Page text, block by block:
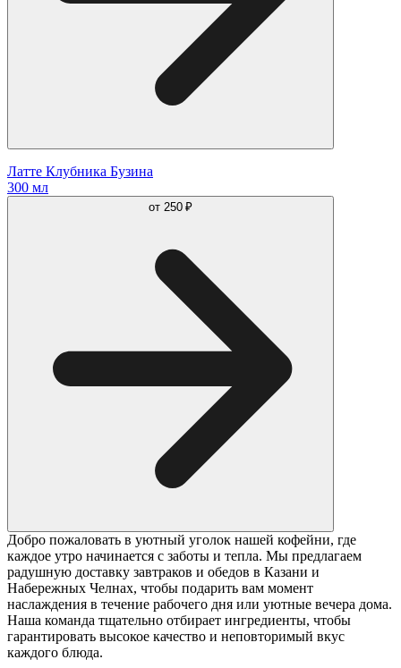
Латте Клубника Бузина
300 мл
от 250 ₽
Добро пожаловать в уютный уголок нашей кофейни, где
каждое утро начинается с заботы и тепла. Мы предлагаем
радушную доставку завтраков и обедов в Казани и
Набережных Челнах, чтобы подарить вам момент
наслаждения в течение рабочего дня или уютные вечера дома.
Наша команда тщательно отбирает ингредиенты, чтобы
гарантировать высокое качество и неповторимый вкус
каждого блюда.